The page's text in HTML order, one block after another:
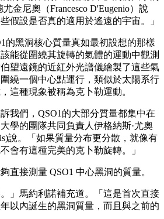
金尼奧（Francesco D'Eugenio）說
假設是否真的適用於遙遠的宇宙。」
的黑洞核心質量真如最初設想的那樣
能從圍繞其旋轉的氣體的運動中觀測
望遠鏡的近紅外光譜儀繪製了這些氣
繞一個中心點運行，類似於太陽系行
這種現象被稱為克卜勒運動。
我們，QSO1的大部分質量都集中在
學的團隊共同負責人伊格納斯·尤奧
說。「如果質量分布更分散，就像有
會有這種完美的克卜勒旋轉。」
直接測量 QSO1 中心黑洞的質量。
。」馬約利諾補充道。「這是首次直接
以內誕生的黑洞質量，而且與之前的